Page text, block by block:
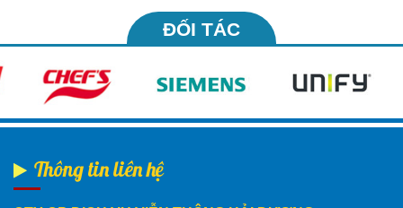
ĐỐI TÁC
Thông tin liên hệ